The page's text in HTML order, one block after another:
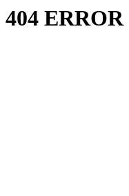
404 ERROR